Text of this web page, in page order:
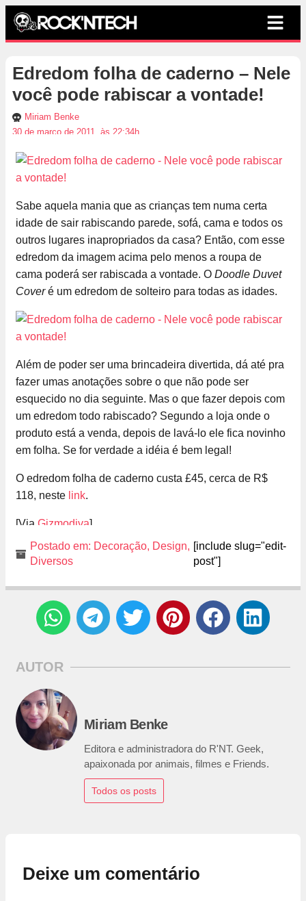
Edredom folha de caderno – Nele
você pode rabiscar a vontade!
Miriam Benke
30 de março de 2011, às 22:34h
Sabe aquela mania que as crianças tem numa certa
idade de sair rabiscando parede, sofá, cama e todos os
outros lugares inapropriados da casa? Então, com esse
edredom da imagem acima pelo menos a roupa de
cama poderá ser rabiscada a vontade. O Doodle Duvet
Coveré um edredom de solteiro para todas as idades.
Além de poder ser uma brincadeira divertida, dá até pra
fazer umas anotações sobre o que não pode ser
esquecido no dia seguinte. Mas o que fazer depois com
um edredom todo rabiscado? Segundo a loja onde o
produto está a venda, depois de lavá-lo ele fica novinho
em folha. Se for verdade a idéia é bem legal!
O edredom folha de caderno custa £45, cerca de R$
118, neste link.
[Via Gizmodiva]
Postado em: Decoração, Design,
Diversos
[include slug="edit-
post"]
AUTOR
Miriam Benke
Editora e administradora do R'NT. Geek,
apaixonada por animais, filmes e Friends.
Todos os posts
Deixe um comentário